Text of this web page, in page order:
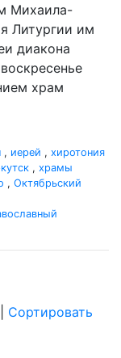
Михаила-
Литургии им
диакона
храм
, иерей , хиротония
, храмы
, Октябрьский
Сортировать